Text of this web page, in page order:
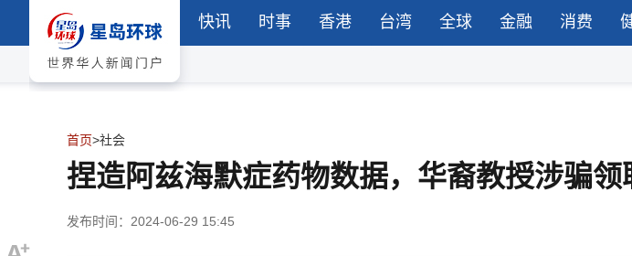
快讯 时事 香港 台湾 全球 金融 消费
首页>社会
捏造阿兹海默症药物数据，华裔教授涉骗领
发布时间：2024-06-29 15:45